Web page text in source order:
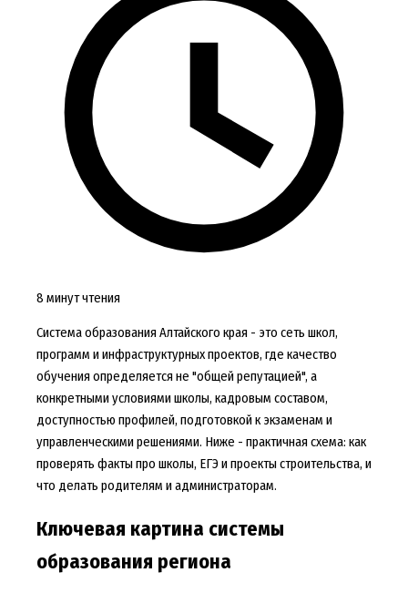
8 минут чтения
Система образования Алтайского края - это сеть школ,
программ и инфраструктурных проектов, где качество
обучения определяется не "общей репутацией", а
конкретными условиями школы, кадровым составом,
доступностью профилей, подготовкой к экзаменам и
управленческими решениями. Ниже - практичная схема: как
проверять факты про школы, ЕГЭ и проекты строительства, и
что делать родителям и администраторам.
Ключевая картина системы
образования региона